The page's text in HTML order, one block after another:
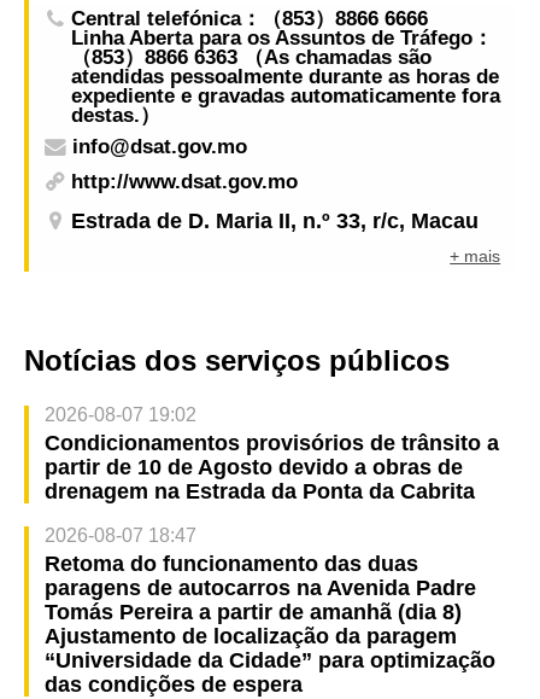
Central telefónica：（853）8866 6666
Linha Aberta para os Assuntos de Tráfego：
（853）8866 6363 （As chamadas são
atendidas pessoalmente durante as horas de
expediente e gravadas automaticamente fora
destas.）
info@dsat.gov.mo
http://www.dsat.gov.mo
Estrada de D. Maria II, n.º 33, r/c, Macau
+ mais
Notícias dos serviços públicos
2026-08-07 19:02
Condicionamentos provisórios de trânsito a
partir de 10 de Agosto devido a obras de
drenagem na Estrada da Ponta da Cabrita
2026-08-07 18:47
Retoma do funcionamento das duas
paragens de autocarros na Avenida Padre
Tomás Pereira a partir de amanhã (dia 8)
Ajustamento de localização da paragem
“Universidade da Cidade” para optimização
das condições de espera